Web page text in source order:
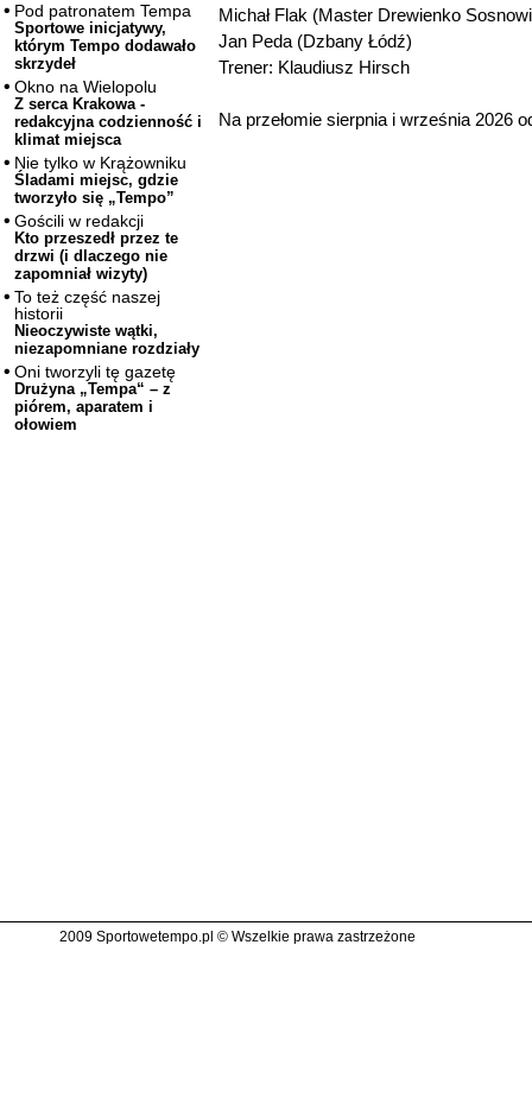
Pod patronatem Tempa
Sportowe inicjatywy,
którym Tempo dodawało
skrzydeł
Okno na Wielopolu
Z serca Krakowa -
redakcyjna codzienność i
klimat miejsca
Nie tylko w Krążowniku
Śladami miejsc, gdzie
tworzyło się „Tempo”
Gościli w redakcji
Kto przeszedł przez te
drzwi (i dlaczego nie
zapomniał wizyty)
To też część naszej
historii
Nieoczywiste wątki,
niezapomniane rozdziały
Oni tworzyli tę gazetę
Drużyna „Tempa“ – z
piórem, aparatem i
ołowiem
Michał Flak (Master Drewienko
Jan Peda (Dzbany Łódź)
Trener: Klaudiusz Hirsch
Na przełomie sierpnia i września 2026
2009 Sportowetempo.pl © Wszelkie prawa zastrzeżone